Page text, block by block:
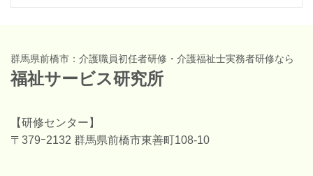
群馬県前橋市：介護職員初任者研修・介護福祉士実務者研修なら
福祉サービス研究所
【研修センター】
〒379ｰ2132 群馬県前橋市東善町108-10